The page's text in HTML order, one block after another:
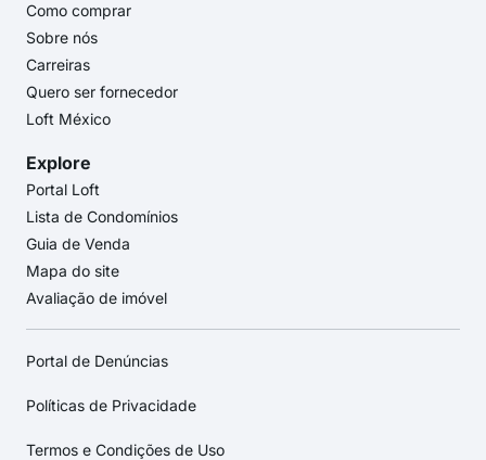
Como comprar
Sobre nós
Carreiras
Quero ser fornecedor
Loft México
Explore
Portal Loft
Lista de Condomínios
Guia de Venda
Mapa do site
Avaliação de imóvel
Portal de Denúncias
Políticas de Privacidade
Termos e Condições de Uso